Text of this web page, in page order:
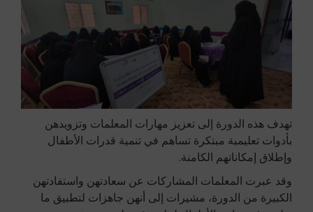
تهدف هذه الدورة إلى تعزيز مهارات المعلمات وتزويدهن
بأدوات تعليمية مبتكرة تساهم في تنمية قدرات الأطفال
وإطلاق إمكاناتهم الكامنة.
وقد عبرت المعلمات المشاركات عن سعادتهن واستفادتهن
الكبيرة من الدورة، مشيرات إلى أنهن جاهزات لتطبيق ما